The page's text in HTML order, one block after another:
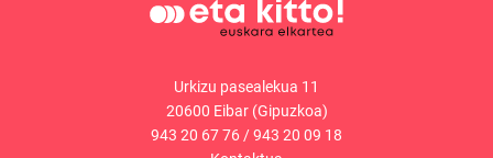
Urkizu pasealekua 11
20600 Eibar (Gipuzkoa)
943 20 67 76/943 20 09 18